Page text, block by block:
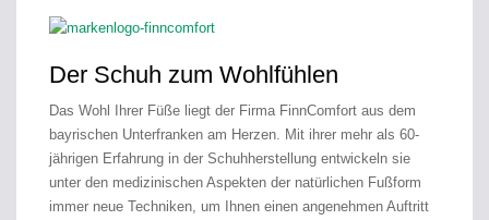
Der Schuh zum Wohlfühlen
Das Wohl Ihrer Füße liegt der Firma FinnComfort aus dem
bayrischen Unterfranken am Herzen. Mit ihrer mehr als 60-
jährigen Erfahrung in der Schuhherstellung entwickeln sie
unter den medizinischen Aspekten der natürlichen Fußform
immer neue Techniken, um Ihnen einen angenehmen Auftritt